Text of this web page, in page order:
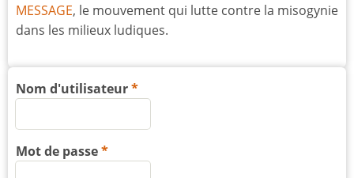
MESSAGE, le mouvement qui lutte contre la misogynie
dans les milieux ludiques.
Nom d'utilisateur
Mot de passe